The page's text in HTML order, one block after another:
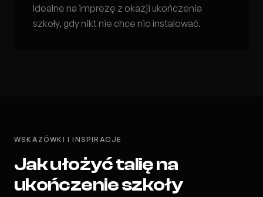
Idealne na imprezę z okazji ukończenia
szkoły, gdy nikt nie chce nic instalować.
WSKAZÓWKI I INSPIRACJE
Jak ułożyć talię na
ukończenie szkoły